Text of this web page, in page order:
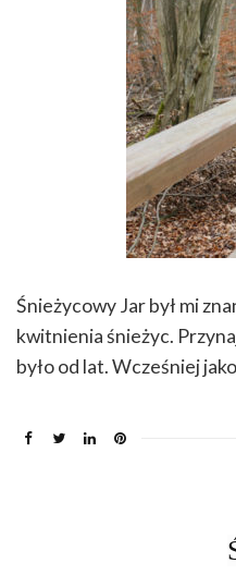
Śnieżycowy Jar był mi
kwitnienia śnieżyc.
było od lat. Wcześniej